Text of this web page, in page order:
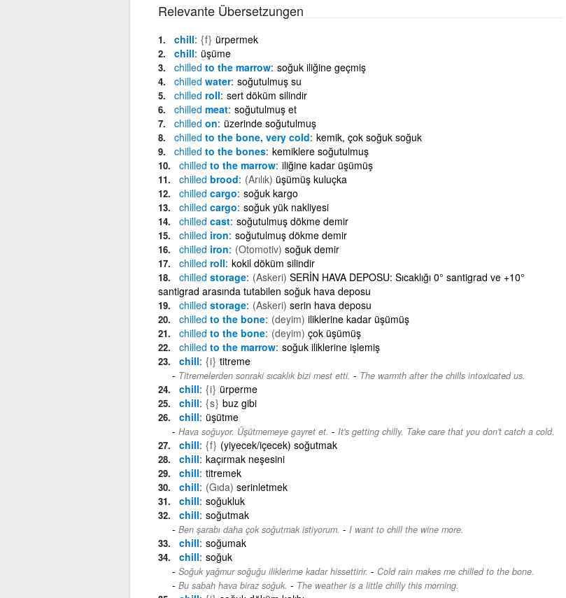
Relevante Übersetzungen
chill {f} ürpermek
chill üşüme
chilled to the marrow soğuk iliğine geçmiş
chilled water soğutulmuş su
chilled roll sert döküm silindir
chilled meat soğutulmuş et
chilled on üzerinde soğutulmuş
chilled to the bone, very cold kemik, çok soğuk soğuk
chilled to the bones kemiklere soğutulmuş
chilled to the marrow iliğine kadar üşümüş
chilled brood (Arılık) üşümüş kuluçka
chilled cargo soğuk kargo
chilled cargo soğuk yük nakliyesi
chilled cast soğutulmuş dökme demir
chilled iron soğutulmuş dökme demir
chilled iron (Otomotiv) soğuk demir
chilled roll kokil döküm silindir
chilled storage (Askeri) SERİN HAVA DEPOSU: Sıcaklığı 0° santigrad ve +10°
santigrad arasında tutabilen soğuk hava deposu
chilled storage (Askeri) serin hava deposu
chilled to the bone (deyim) iliklerine kadar üşümüş
chilled to the bone (deyim) çok üşümüş
chilled to the marrow soğuk iliklerine işlemiş
chill {i} titreme
Titremelerden sonraki sıcaklık bizi mest etti. - The warmth after the chills intoxicated us.
chill {i} ürperme
chill {s} buz gibi
chill üşütme
Hava soğuyor. Üşütmemeye gayret et. - It's getting chilly. Take care that you don't catch a cold.
chill {f} (yiyecek/içecek) soğutmak
chill kaçırmak neşesini
chill titremek
chill (Gıda) serinletmek
chill soğukluk
chill soğutmak
Ben şarabı daha çok soğutmak istiyorum. - I want to chill the wine more.
chill soğumak
chill soğuk
Soğuk yağmur soğuğu iliklerime kadar hissettirir. - Cold rain makes me chilled to the bone.
Bu sabah hava biraz soğuk. - The weather is a little chilly this morning.